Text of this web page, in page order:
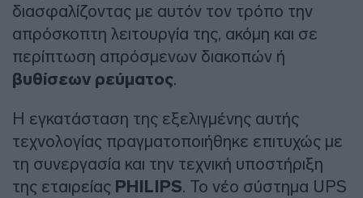
διασφαλίζοντας με αυτόν τον τρόπο την
απρόσκοπτη λειτουργία της, ακόμη και σε
περίπτωση απρόσμενων διακοπών ή
βυθίσεων ρεύματος.
Η εγκατάσταση της εξελιγμένης αυτής
τεχνολογίας πραγματοποιήθηκε επιτυχώς με
τη συνεργασία και την τεχνική υποστήριξη
της εταιρείας PHILIPS. Το νέο σύστημα UPS